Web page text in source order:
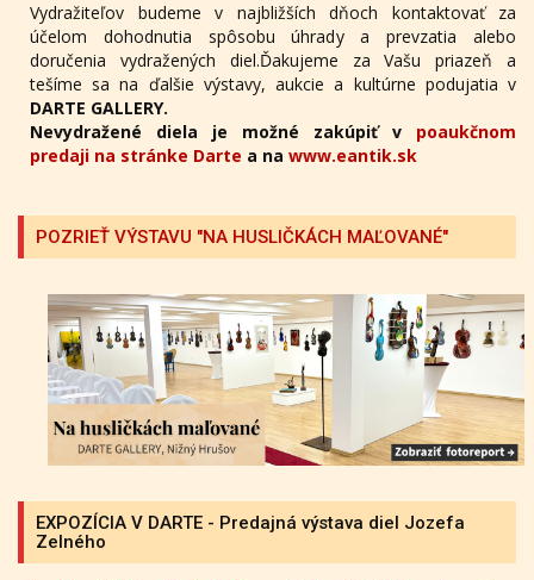
Vydražiteľov budeme v najbližších dňoch kontaktovať za
účelom dohodnutia spôsobu úhrady a prevzatia alebo
doručenia vydražených diel.Ďakujeme za Vašu priazeň a
tešíme sa na ďalšie výstavy, aukcie a kultúrne podujatia v
DARTE GALLERY.
Nevydražené diela je možné zakúpiť v poaukčnom
predaji na stránke Darte a na www.eantik.sk
POZRIEŤ VÝSTAVU "NA HUSLIČKÁCH MAĽOVANÉ"
EXPOZÍCIA V DARTE - Predajná výstava diel Jozefa
Zelného